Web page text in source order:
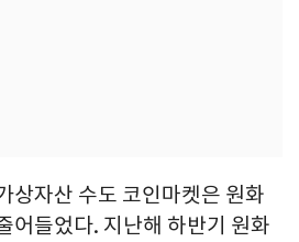
상자산 수도 코인마켓은 원화
어들었다. 지난해 하반기 원화